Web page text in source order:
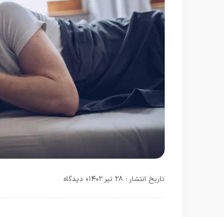
تاریخ انتشار : ۲۸ تیر ۱۴۰۲ ۰ دیدگاه